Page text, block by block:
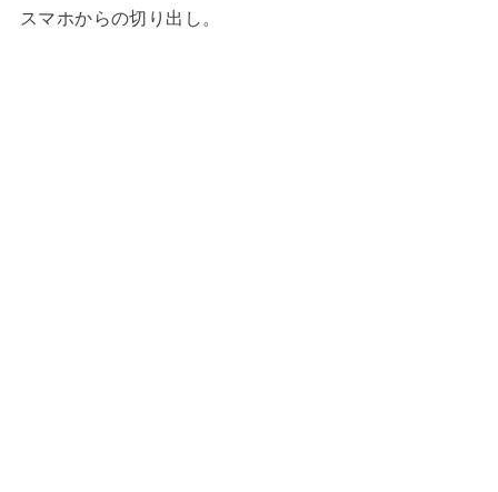
スマホからの切り出し。